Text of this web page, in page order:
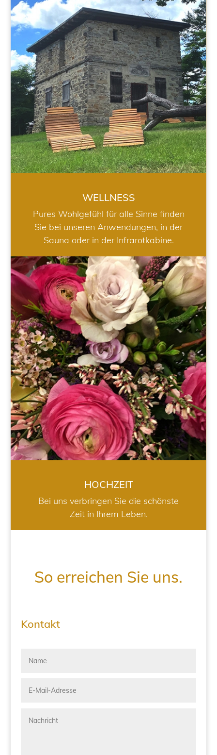
WELLNESS
WELLNESS
Pures Wohlgefühl für alle Sinne finden
Sie bei unseren Anwendungen, in der
Sauna oder in der Infrarotkabine.
HOCHZEIT
HOCHZEIT
Bei uns verbringen Sie die schönste
Zeit in Ihrem Leben.
So erreichen Sie uns.
Kontakt